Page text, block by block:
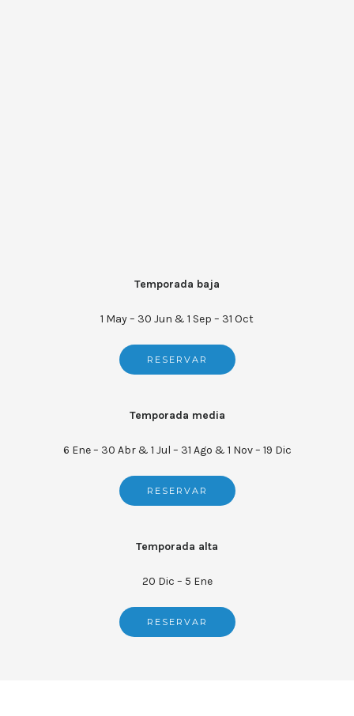
Temporada baja
1 May – 30 Jun & 1 Sep – 31 Oct
RESERVAR
Temporada media
6 Ene – 30 Abr & 1 Jul – 31 Ago & 1 Nov – 19 Dic
RESERVAR
Temporada alta
20 Dic – 5 Ene
RESERVAR